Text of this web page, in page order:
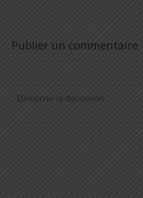
Publier un commentaire